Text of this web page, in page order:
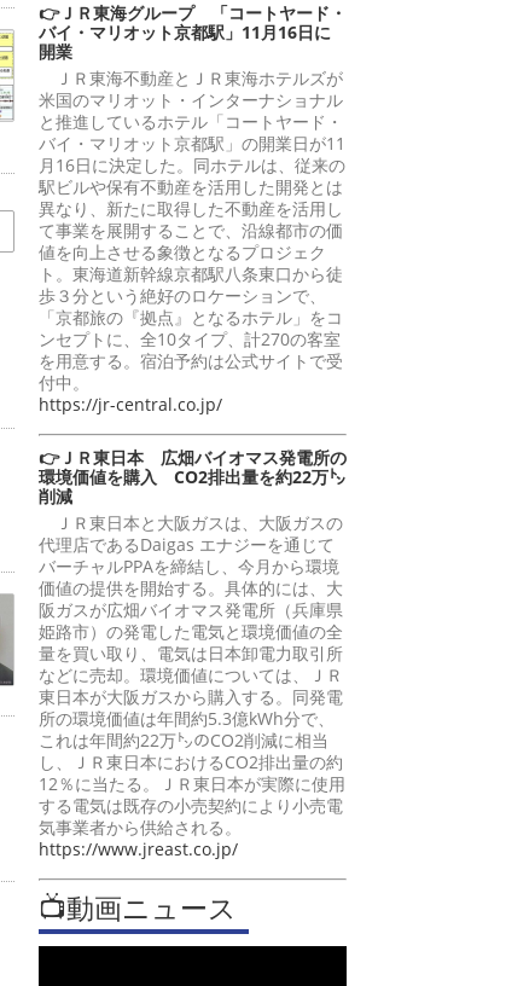
👉ＪＲ東海グループ 「コートヤード・
バイ・マリオット京都駅」11月16日に
開業
ＪＲ東海不動産とＪＲ東海ホテルズが
米国のマリオット・インターナショナル
と推進しているホテル「コートヤード・
バイ・マリオット京都駅」の開業日が11
月16日に決定した。同ホテルは、従来の
駅ビルや保有不動産を活用した開発とは
異なり、新たに取得した不動産を活用し
て事業を展開することで、沿線都市の価
値を向上させる象徴となるプロジェク
ト。東海道新幹線京都駅八条東口から徒
歩３分という絶好のロケーションで、
「京都旅の『拠点』となるホテル」をコ
ンセプトに、全10タイプ、計270の客室
を用意する。宿泊予約は公式サイトで受
付中。
https://jr-central.co.jp/
👉ＪＲ東日本 広畑バイオマス発電所の
環境価値を購入 CO2排出量を約22万㌧
削減
ＪＲ東日本と大阪ガスは、大阪ガスの
代理店であるDaigas エナジーを通じて
バーチャルPPAを締結し、今月から環境
価値の提供を開始する。具体的には、大
阪ガスが広畑バイオマス発電所（兵庫県
姫路市）の発電した電気と環境価値の全
量を買い取り、電気は日本卸電力取引所
などに売却。環境価値については、ＪＲ
東日本が大阪ガスから購入する。同発電
所の環境価値は年間約5.3億kWh分で、
これは年間約22万㌧のCO2削減に相当
し、ＪＲ東日本におけるCO2排出量の約
12％に当たる。ＪＲ東日本が実際に使用
する電気は既存の小売契約により小売電
気事業者から供給される。
https://www.jreast.co.jp/
📺動画ニュース